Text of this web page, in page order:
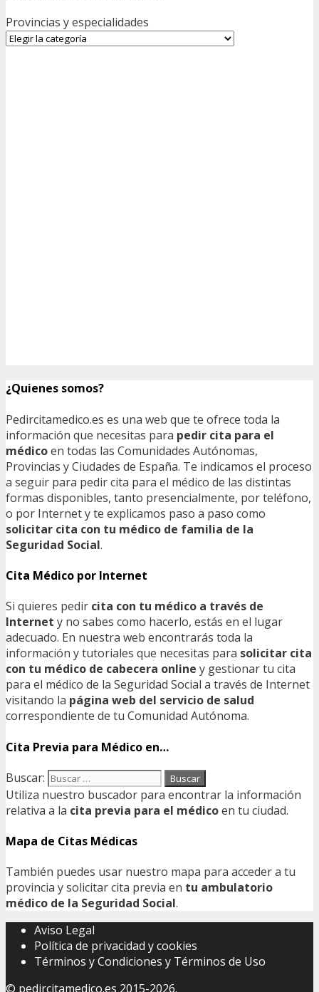
Provincias y especialidades
¿Quienes somos?
Pedircitamedico.es es una web que te ofrece toda la
información que necesitas para pedir cita para el
médicoen todas las Comunidades Autónomas,
Provincias y Ciudades de España. Te indicamos el proceso
a seguir para pedir cita para el médico de las distintas
formas disponibles, tanto presencialmente, por teléfono,
o por Internet y te explicamos paso a paso como
solicitar cita con tu médico de familia de la
Seguridad Social.
Cita Médico por Internet
Si quieres pedir cita con tu médico a través de
Internet y no sabes como hacerlo, estás en el lugar
adecuado. En nuestra web encontrarás toda la
información y tutoriales que necesitas para solicitar cita
con tu médico de cabecera online y gestionar tu cita
para el médico de la Seguridad Social a través de Internet
visitando la página web del servicio de salud
correspondiente de tu Comunidad Autónoma.
Cita Previa para Médico en…
Buscar:
Utiliza nuestro buscador para encontrar la información
relativa a la cita previa para el médicoen tu ciudad.
Mapa de Citas Médicas
También puedes usar nuestro mapa para acceder a tu
provincia y solicitar cita previa en tu ambulatorio
médico de la Seguridad Social.
Aviso Legal
Política de privacidad y cookies
Términos y Condiciones y Términos de Uso
© pedircitamedico.es 2015-2026.